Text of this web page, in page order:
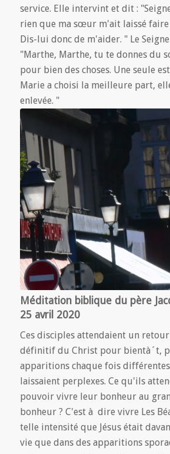
service. Elle intervint et dit :
rien que ma sœur m'ait laissé faire
Dis-lui donc de m'aider. " Le
"Marthe, Marthe, tu te donnes du
pour bien des choses. Une seule
Marie a choisi la meilleure part,
enlevée. "
Méditation biblique du père
25 avril 2020
Ces disciples attendaient un
définitif du Christ pour bientà´t,
apparitions chaque fois
laissaient perplexes. Ce qu'ils
pouvoir vivre leur bonheur au
bonheur ? C'est à dire vivre Les
telle intensité que Jésus était
vie que dans des apparitions